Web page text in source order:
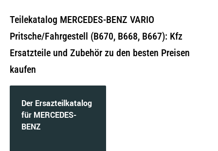
613 D, 614 D (668.321, 668.322, 668.323) | 95
613 D, 614 D (668.331, 668.332) | 100 KW / 136
PS | ab 09/1996 bis 11/2012
Teilekatalog MERCEDES-BENZ VARIO
Pritsche/Fahrgestell (B670, B668, B667): Kfz
Ersatzteile und Zubehör zu den besten Preisen
kaufen
Der Ersazteilkatalog
für MERCEDES-
BENZ